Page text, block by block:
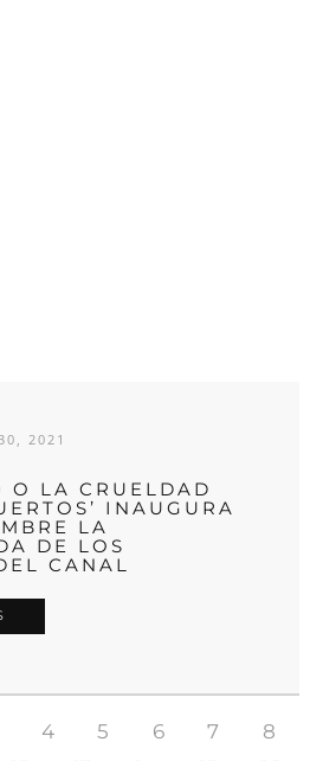
2021
O LA CRUELDAD
INAUGURA
LA
DE LOS
CANAL
4 5 6 7
8